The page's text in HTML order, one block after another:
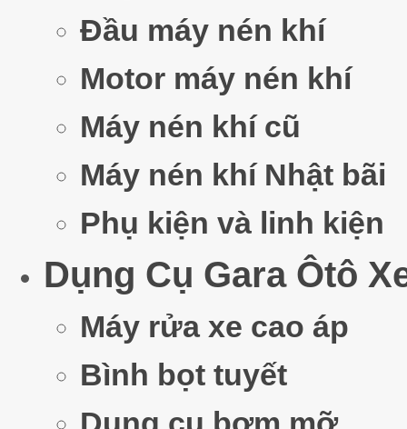
Đầu máy nén khí
Motor máy nén khí
Máy nén khí cũ
Máy nén khí Nhật bãi
Phụ kiện và linh kiện
Dụng Cụ Gara Ôtô
Máy rửa xe cao áp
Bình bọt tuyết